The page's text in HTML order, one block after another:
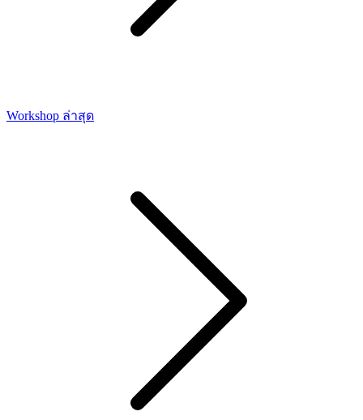
Workshop ล่าสุด